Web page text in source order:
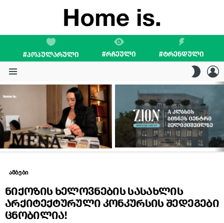
#ᲞᲝᲞᲣᲚᲐᲠᲣᲚᲘ #ᲠᲩᲔᲣᲚᲘ #ᲢᲠᲔᲜᲓᲣᲚᲘ
SKIN
STORIES
ამბები
ნიქოზის ხელოვნების სასახლის
არქიტექტურული კონკურსის შედეგები
ცნობილია!